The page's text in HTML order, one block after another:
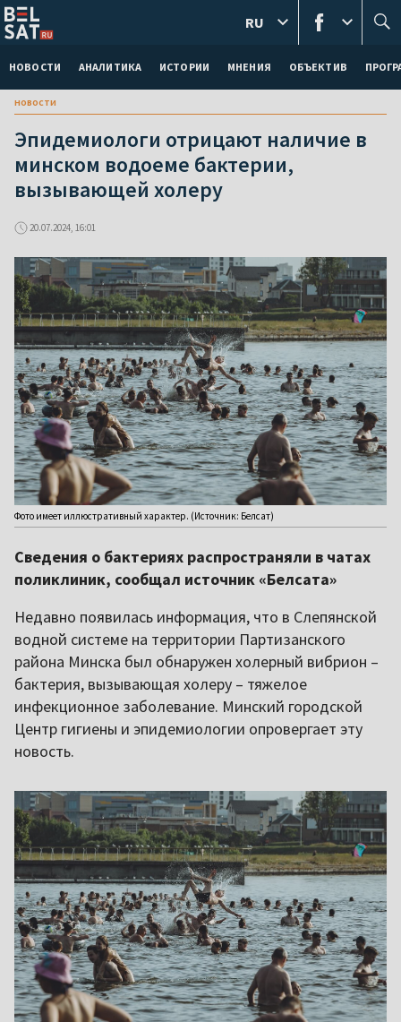
НОВОСТИ АНАЛИТИКА ИСТОРИИ МНЕНИЯ ОБЪЕКТИВ
RU
новости
Эпидемиологи отрицают наличие в
минском водоеме бактерии,
вызывающей холеру
20.07.2024, 16:01
Фото имеет иллюстративный характер. (Источник: Белсат)
Сведения о бактериях распространяли в чатах
поликлиник, сообщал источник «Белсата»
Недавно появилась информация, что в Слепянской
водной системе на территории Партизанского
района Минска был обнаружен холерный вибрион –
бактерия, вызывающая холеру – тяжелое
инфекционное заболевание. Минский городской
Центр гигиены и эпидемиологии опровергает эту
новость.